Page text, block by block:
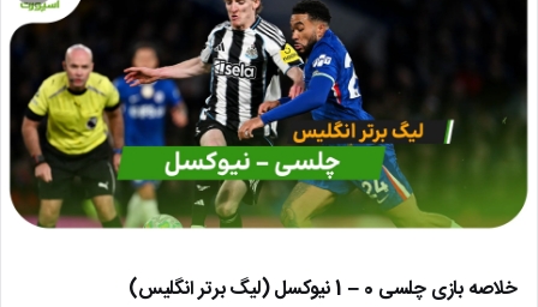
خلاصه بازی چلسی 0 – 1 نیوکسل (لیگ برتر انگلیس)